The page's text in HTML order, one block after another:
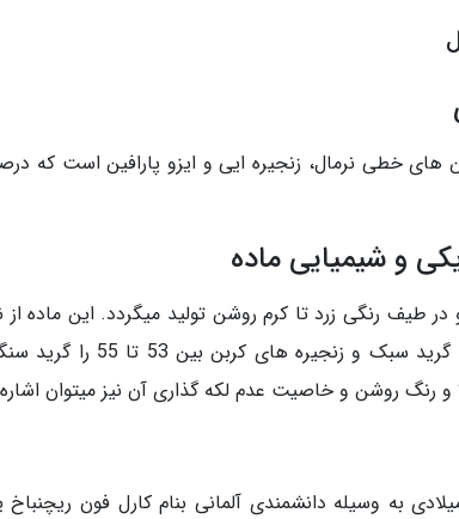
و شیمیایی ماده
طیف رنگی زرد تا کرم روشن تولید میگردد. این ماده
های کربن بین 50
و رنگ روشن و خاصیت عدم لکه گذاری آن نیز میتوان
به وسیله دانشمندی آلمانی بنام کارل فون